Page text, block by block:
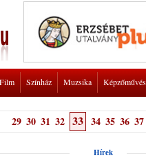
Film Színház Muzsika
29 30 31 32 33 34 35 36 37
Hírek